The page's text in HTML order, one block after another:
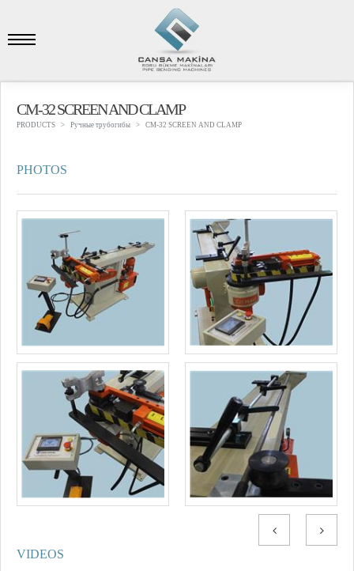
CM-32 SCREEN AND CLAMP
PRODUCTS Ручные трубогибы CM-32 SCREEN AND CLAMP
PHOTOS
VIDEOS